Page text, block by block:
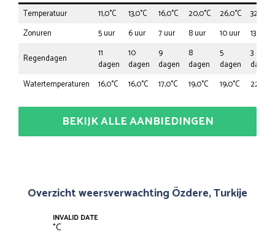
Temperatuur
11,0°C 13,0°C 16,0°C 20,0°C 26,0°C
32,0°C
Zonuren
5 uur 6 uur 7 uur 8 uur 10 uur
13 uur
Regendagen
11
dagen
10
dagen
9
dagen
8
dagen
5
dagen
3
dagen
Watertemperaturen
16,0°C 16,0°C 17,0°C 19,0°C 19,0°C 22,0°C
BEKIJK ALLE AANBIEDINGEN
Overzicht weersverwachting Özdere, Turkije
INVALID DATE
°C